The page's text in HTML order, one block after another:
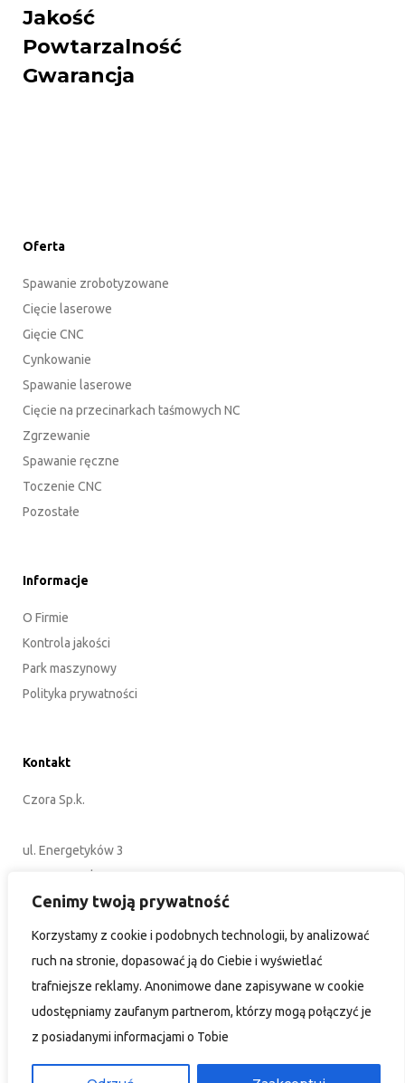
Cenimy twoją prywatność
Korzystamy z cookie i podobnych technologii, by analizować
ruch na stronie, dopasować ją do Ciebie i wyświetlać
trafniejsze reklamy. Anonimowe dane zapisywane w cookie
udostępniamy zaufanym partnerom, którzy mogą połączyć je
z posiadanymi informacjami o Tobie
Jakość
Powtarzalność
Spawanie zrobotyzowane
Cięcie laserowe
Gięcie CNC
Cynkowanie
Spawanie laserowe
Cięcie na przecinarkach taśmowych NC
Zgrzewanie
Spawanie ręczne
Toczenie CNC
O Firmie
Kontrola jakości
Park maszynowy
ul. Energetyków 3
45-920 Opole
+48 77 402 35 76
biuro@czora.eu